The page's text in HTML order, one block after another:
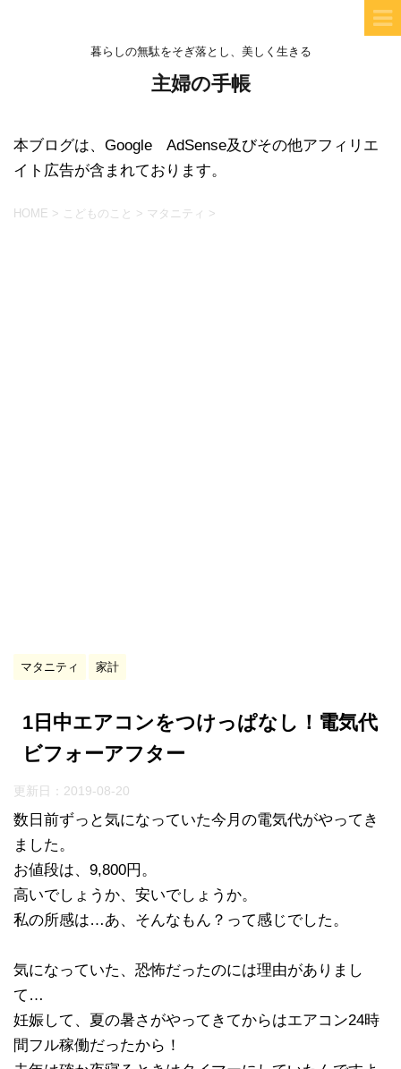
暮らしの無駄をそぎ落とし、美しく生きる
主婦の手帳
本ブログは、Google AdSense及びその他アフィリエ
イト広告が含まれております。
HOME > こどものこと > マタニティ >
マタニティ 家計
1日中エアコンをつけっぱなし！電気代
ビフォーアフター
更新日： 2019-08-20
数日前ずっと気になっていた今月の電気代がやってき
ました。
お値段は、9,800円。
高いでしょうか、安いでしょうか。
私の所感は…あ、そんなもん？って感じでした。
気になっていた、恐怖だったのには理由がありまし
て…
妊娠して、夏の暑さがやってきてからはエアコン24時
間フル稼働だったから！